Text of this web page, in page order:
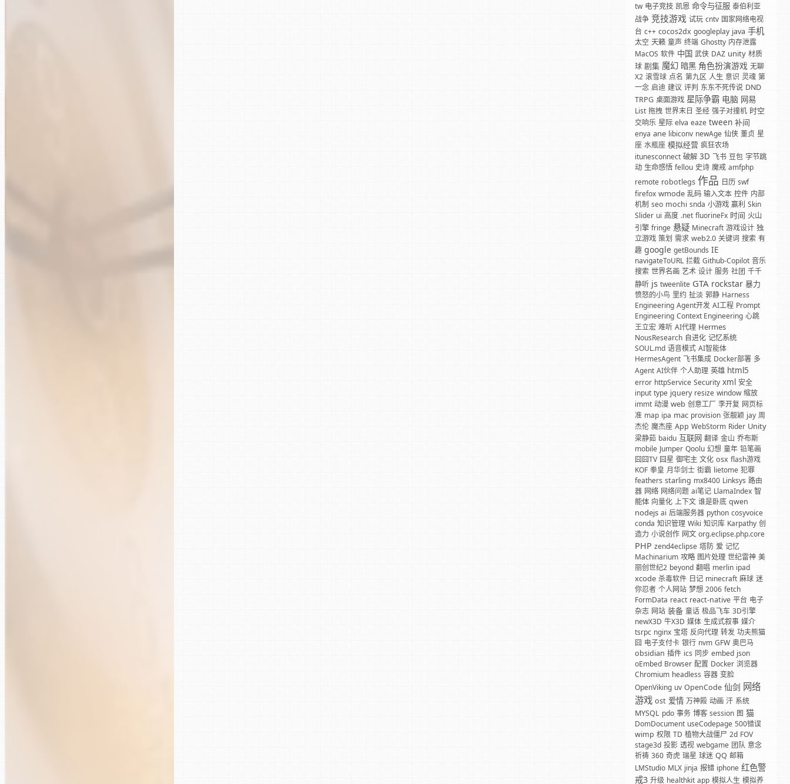
tw 电子竞技 凯恩 命令与征服 泰伯利亚
战争 竞技游戏 试玩 cntv 国家网络电视
台 c++ cocos2dx googleplay java 手机
太空 天籁 童声 终端 Ghostty 内存泄露
MacOS 软件 中国 武侠 DAZ unity 材质
球 剧集 魔幻 暗黑 角色扮演游戏 无聊
X2 滚雪球 点名 第九区 人生 意识 灵魂 第
一念 启迪 建议 评判 东东不死传说 DND
TRPG 桌面游戏 星际争霸 电脑 网易
List 拖拽 世界末日 圣经 强子对撞机 时空
交响乐 星际 elva eaze tween 补间
enya ane libiconv newAge 仙侠 董贞 星
座 水瓶座 模拟经营 疯狂农场
itunesconnect 破解 3D 飞书 豆包 字节跳
动 生命感悟 fellou 史诗 魔戒 amfphp
remote robotlegs 作品 日历 swf
firefox wmode 乱码 输入文本 控件 内部
机制 seo mochi snda 小游戏 赢利 Skin
Slider ui 高度 .net fluorineFx 时间 火山
引擎 fringe 悬疑 Minecraft 游戏设计 独
立游戏 策划 需求 web2.0 关键词 搜索 有
趣 google getBounds IE
navigateToURL 拦截 Github-Copilot 音乐
搜索 世界名画 艺术 设计 服务 社团 千千
静听 js tweenlite GTA rockstar 暴力
愤怒的小鸟 里约 扯淡 郭静 Harness
Engineering Agent开发 AI工程 Prompt
Engineering Context Engineering 心跳
王立宏 难听 AI代理 Hermes
NousResearch 自进化 记忆系统
SOUL.md 语音模式 AI智能体
HermesAgent 飞书集成 Docker部署 多
Agent AI伙伴 个人助理 英雄 html5
error httpService Security xml 安全
input type jquery resize window 缩放
immt 动漫 web 创意工厂 李开复 网页标
准 map ipa mac provision 张靓颖 jay 周
杰伦 魔杰座 App WebStorm Rider Unity
梁静茹 baidu 互联网 翻译 金山 乔布斯
mobile Jumper Qoolu 幻想 童年 铅笔画
囧囧TV 囧星 御宅主 文化 osx flash游戏
KOF 拳皇 月华剑士 街霸 lietome 犯罪
feathers starling mx8400 Linksys 路由
器 网络 网络问题 ai笔记 LlamaIndex 智
能体 向量化 上下文 谁是卧底 qwen
nodejs ai 后端服务器 python cosyvoice
conda 知识管理 Wiki 知识库 Karpathy 创
造力 小说创作 网文 org.eclipse.php.core
PHP zend4eclipse 塔防 爱 记忆
Machinarium 攻略 图片处理 世纪雷神 美
丽创世纪2 beyond 翻唱 merlin ipad
xcode 杀毒软件 日记 minecraft 麻球 迷
你忍者 个人网站 梦想 2006 fetch
FormData react react-native 平台 电子
杂志 网站 装备 童话 极品飞车 3D引擎
newX3D 牛X3D 媒体 生成式叙事 媒介
tsrpc nginx 宝塔 反向代理 转发 功夫熊猫
囧 电子支付卡 银行 nvm GFW 奥巴马
obsidian 插件 ics 同步 embed json
oEmbed Browser 配置 Docker 浏览器
Chromium headless 容器 变脸
OpenViking uv OpenCode 仙剑 网络
游戏 ost 爱情 万神殿 动画 汗 系统
MYSQL pdo 事务 博客 session 图 猫
DomDocument useCodepage 500错误
wimp 权限 TD 植物大战僵尸 2d FOV
stage3d 投影 透视 webgame 团队 意念
祈祷 360 奇虎 瑞星 球迷 QQ 邮箱
LMStudio MLX jinja 报错 iphone 红色警
戒3 升级 healthkit app 模拟人生 模拟养